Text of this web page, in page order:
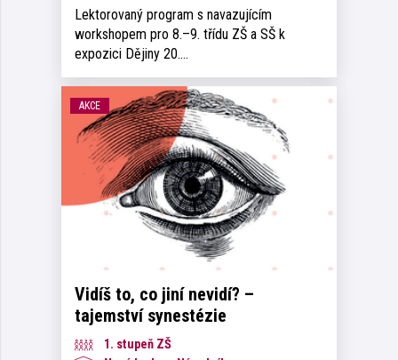
Lektorovaný program s navazujícím
workshopem pro 8.–9. třídu ZŠ a SŠ k
expozici Dějiny 20.…
AKCE
Vidíš to, co jiní nevidí? –
tajemství synestézie
1. stupeň ZŠ